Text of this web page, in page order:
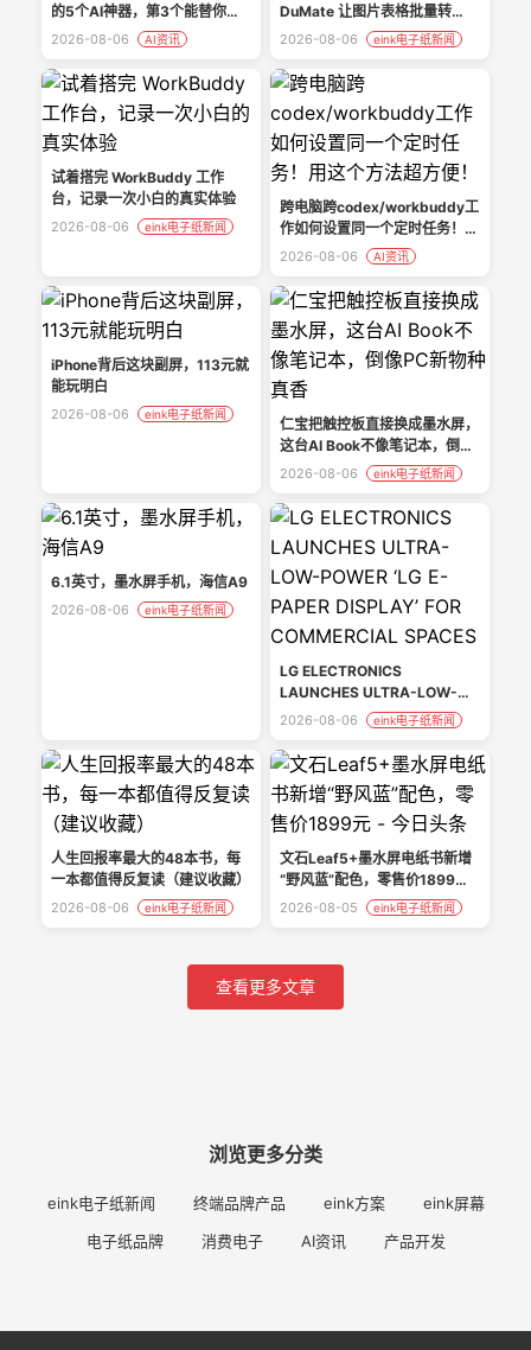
的5个AI神器，第3个能替你直
播
2026-08-06 AI资讯
DuMate 让图片表格批量转
Excel 零门槛
2026-08-06 eink电子纸新闻
试着搭完 WorkBuddy 工作
台，记录一次小白的真实体验
2026-08-06 eink电子纸新闻
跨电脑跨codex/workbuddy工
作如何设置同一个定时任务！用
这个方法超方便！
2026-08-06 AI资讯
iPhone背后这块副屏，113元就
能玩明白
2026-08-06 eink电子纸新闻
仁宝把触控板直接换成墨水屏，
这台AI Book不像笔记本，倒像
PC新物种真香
2026-08-06 eink电子纸新闻
6.1英寸，墨水屏手机，海信A9
2026-08-06 eink电子纸新闻
LG ELECTRONICS
LAUNCHES ULTRA-LOW-
POWER ‘LG E-PAPER
DISPLAY’ FOR COMMERCIAL
SPACES
2026-08-06 eink电子纸新闻
人生回报率最大的48本书，每
一本都值得反复读（建议收藏）
2026-08-06 eink电子纸新闻
文石Leaf5+墨水屏电纸书新增
“野风蓝”配色，零售价1899元 -
今日头条
2026-08-05 eink电子纸新闻
查看更多文章
浏览更多分类
eink电子纸新闻 终端品牌产品 eink方案
eink屏幕
电子纸品牌
消费电子 AI资讯 产品开发